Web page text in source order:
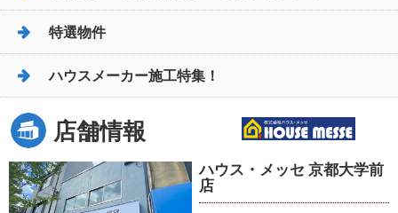
特選物件
ハウスメーカー施工特集！
店舗情報
ハウス・メッセ 京都大学前
店